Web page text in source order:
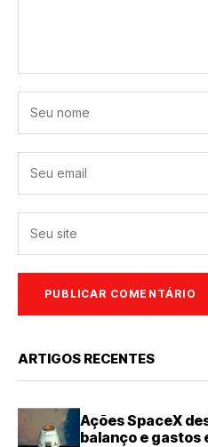
ARTIGOS RECENTES
Ações SpaceX
balanço e gastos